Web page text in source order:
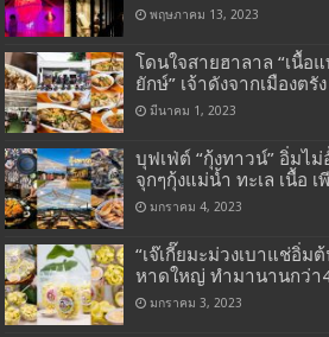
พฤษภาคม 13, 2023
โดนใจสายฮาลาล “เนื้อ
ยักษ์” เจ้าดังจากเมืองตรัง
มีนาคม 1, 2023
บุฟเฟ่ต์ “กุ้งทาวน์” อิ่มไ
จุกๆกุ้งแม่น้ำ ทะเล เนื้อ เ
มกราคม 4, 2023
“เจ๊เกี๊ยมะม่วงเบาแช่อิ่ม
หาดใหญ่ ทำมานานกว่า
มกราคม 3, 2023